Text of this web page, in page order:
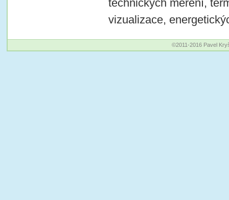
technických měření,
vizualizace,
©2011-2016 Pavel